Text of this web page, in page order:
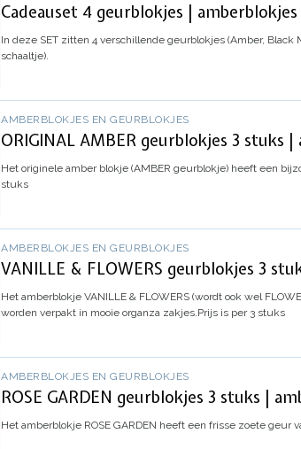
Cadeauset 4 geurblokjes |
In deze SET zitten 4 verschillende geurblokjes (Amber, Black
schaaltje).
AMBERBLOKJES EN GEURBLOKJES
ORIGINAL AMBER geurblokjes 3 stuks
Het originele amber blokje (AMBER geurblokje) heeft een
stuks
AMBERBLOKJES EN GEURBLOKJES
VANILLE & FLOWERS geurblokjes 3
Het amberblokje VANILLE & FLOWERS (wordt ook wel
worden verpakt in mooie organza zakjes.Prijs is per 3 stuks
AMBERBLOKJES EN GEURBLOKJES
ROSE GARDEN geurblokjes 3 stuks |
Het amberblokje ROSE GARDEN heeft een frisse zoete geur